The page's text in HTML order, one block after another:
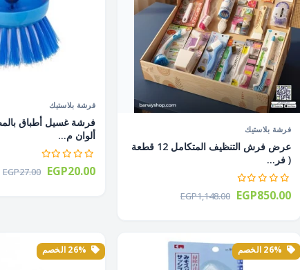
فرشة بلاستيك
عرض فرش التنظيف المتكامل 12 قطعة
( فر...
EGP1,148.00 EGP850.00
فرشة بلاستيك
ألوان م...
EGP27.00 EGP20.00